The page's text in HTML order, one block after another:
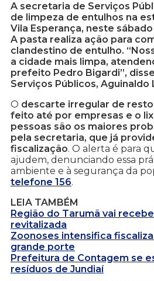
A secretaria de Serviços
de limpeza de entulhos na
Vila Esperança, neste
A pasta realiza ação para
clandestino de entulho.
a cidade mais limpa,
prefeito Pedro Bigardi”,
Serviços Públicos, Aguinaldo
O descarte irregular de
feito até por empresas e o
pessoas são os maiores
pela secretaria, que já
fiscalização. O alerta é para
ajudem, denunciando essa
ambiente e à segurança da
telefone 156.
LEIA TAMBÉM
Região do Tarumã vai
revitalizada
Zoonoses intensifica
grande porte
Prefeitura de Contagem se
resíduos de Jundiaí